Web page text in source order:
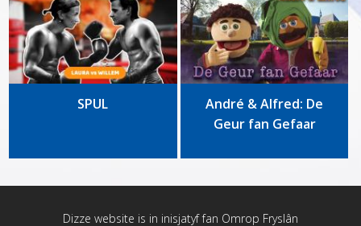
SPUL
André & Alfred: De
Geur fan Gefaar
Dizze website is in inisjatyf fan Omrop Fryslân